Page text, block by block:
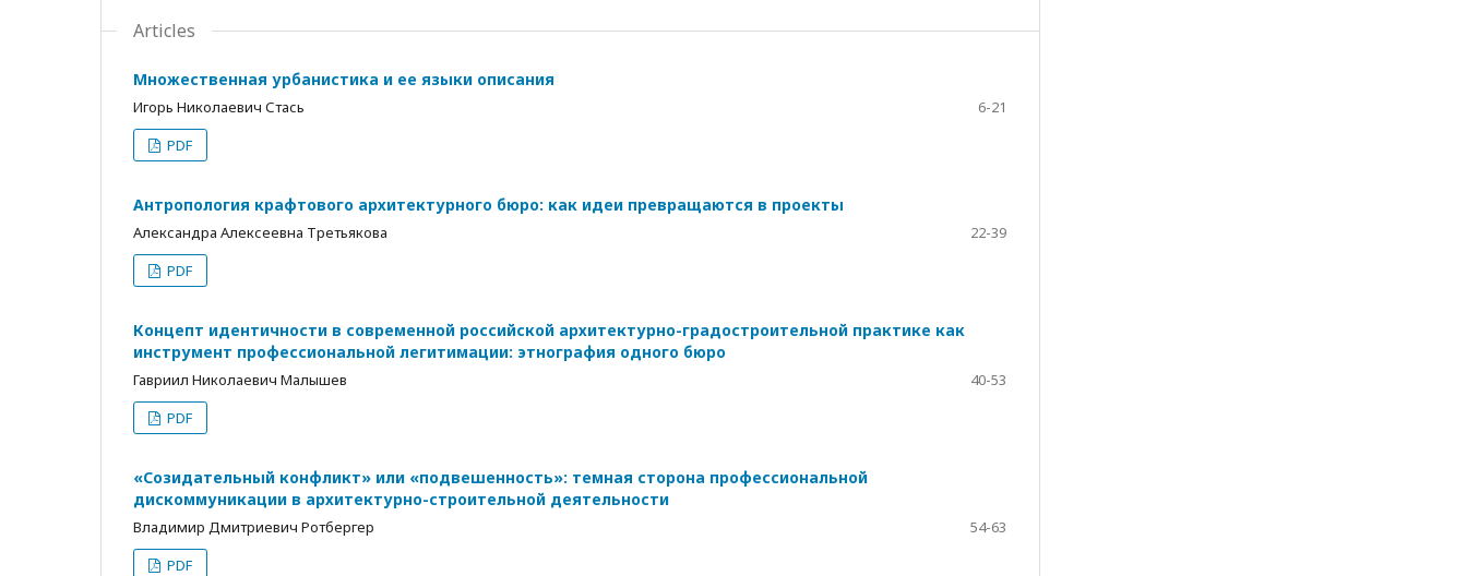
Articles
Множественная урбанистика и ее языки описания
Игорь Николаевич Стась
6-21
PDF
Антропология крафтового архитектурного бюро: как идеи превращаются в проекты
Александра Алексеевна Третьякова
22-39
PDF
Концепт идентичности в современной российской архитектурно-градостроительной практике как
инструмент профессиональной легитимации: этнография одного бюро
Гавриил Николаевич Малышев
40-53
PDF
«Созидательный конфликт» или «подвешенность»: темная сторона профессиональной
дискоммуникации в архитектурно-строительной деятельности
Владимир Дмитриевич Ротбергер
54-63
PDF